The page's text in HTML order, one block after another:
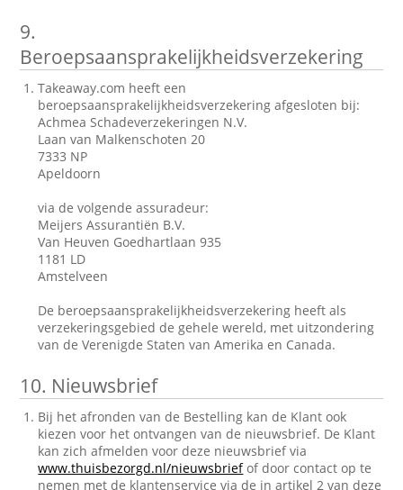
9.
Beroepsaansprakelijkheidsverzekering
Takeaway.com heeft een
beroepsaansprakelijkheidsverzekering afgesloten bij:
Achmea Schadeverzekeringen N.V.
Laan van Malkenschoten 20
7333 NP
Apeldoorn
via de volgende assuradeur:
Meijers Assurantiën B.V.
Van Heuven Goedhartlaan 935
1181 LD
Amstelveen
De beroepsaansprakelijkheidsverzekering heeft als
verzekeringsgebied de gehele wereld, met uitzondering
van de Verenigde Staten van Amerika en Canada.
10. Nieuwsbrief
Bij het afronden van de Bestelling kan de Klant ook
kiezen voor het ontvangen van de nieuwsbrief. De Klant
kan zich afmelden voor deze nieuwsbrief via
www.thuisbezorgd.nl/nieuwsbriefof door contact op te
nemen met de klantenservice via de in artikel 2 van deze